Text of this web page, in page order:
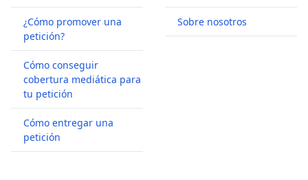
¿Cómo promover una
petición?
Cómo conseguir
cobertura mediática para
tu petición
Cómo entregar una
petición
Sobre nosotros